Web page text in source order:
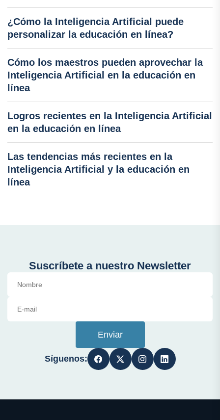
¿Cómo la Inteligencia Artificial puede
personalizar la educación en línea?
Cómo los maestros pueden aprovechar la
Inteligencia Artificial en la educación en
línea
Logros recientes en la Inteligencia Artificial
en la educación en línea
Las tendencias más recientes en la
Inteligencia Artificial y la educación en
línea
Suscríbete a nuestro Newsletter
Enviar
Síguenos: